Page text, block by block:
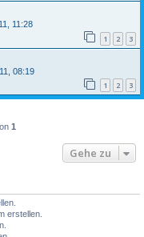
11:28
1 2 3
08:19
1 2 3
1
Gehe zu
erstellen.